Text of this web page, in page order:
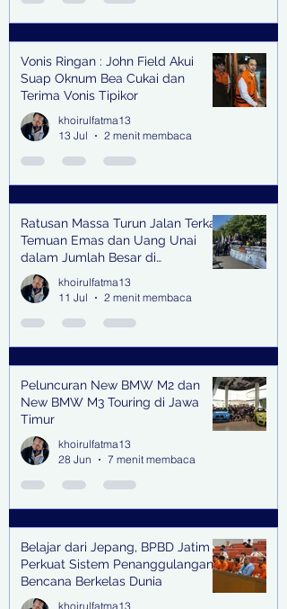
Vonis Ringan : John Field Akui
Suap Oknum Bea Cukai dan
Terima Vonis Tipikor
khoirulfatma13
13 Jul
2 menit membaca
Ratusan Massa Turun Jalan Terkait
Temuan Emas dan Uang Unai
dalam Jumlah Besar di
Lingkungan Jampidsus Kejaksaan
Agung RI di Jakarta
khoirulfatma13
11 Jul
2 menit membaca
Peluncuran New BMW M2 dan
New BMW M3 Touring di Jawa
Timur
khoirulfatma13
28 Jun
7 menit membaca
Belajar dari Jepang, BPBD Jatim
Perkuat Sistem Penanggulangan
Bencana Berkelas Dunia
khoirulfatma13